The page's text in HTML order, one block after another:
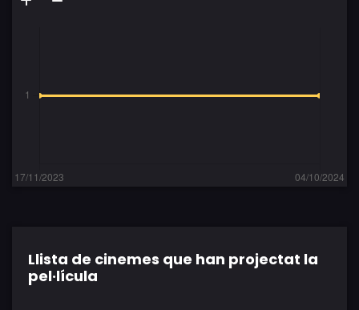
Llista de cinemes que han projectat la
pel·lícula